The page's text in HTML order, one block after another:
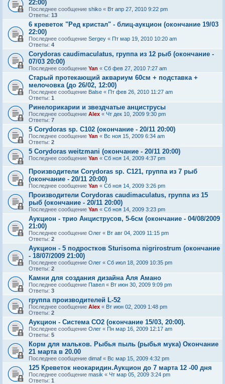
22:00)
Последнее сообщение shiko « Вт апр 27, 2010 9:22 pm
Ответы: 13
6 креветок "Ред кристал" - блиц-аукцион (окончание 19/03
22:00)
Последнее сообщение Sergey « Пт мар 19, 2010 10:20 am
Ответы: 4
Corydoras caudimaculatus, группа из 12 рыб (окончание -
07/03 20:00)
Последнее сообщение Yan « Сб фев 27, 2010 7:27 am
Старый протекающий аквариум 60см + подставка +
мелочовка (до 26/02, 12:00)
Последнее сообщение Balse « Пт фев 26, 2010 11:27 am
Ответы: 1
Ринелорикарии и звездчатые анциструсы
Последнее сообщение Alex « Чт дек 10, 2009 9:30 pm
Ответы: 7
5 Corydoras sp. C102 (окончание - 20/11 20:00)
Последнее сообщение Yan « Вс ноя 15, 2009 6:34 am
Ответы: 2
5 Corydoras weitzmani (окончание - 20/11 20:00)
Последнее сообщение Yan « Сб ноя 14, 2009 4:37 pm
Производители Corydoras sp. C121, группа из 7 рыб
(окончание - 20/11 20:00)
Последнее сообщение Yan « Сб ноя 14, 2009 3:26 pm
Производители Corydoras caudimaculatus, группа из 15
рыб (окончание - 20/11 20:00)
Последнее сообщение Yan « Сб ноя 14, 2009 3:23 pm
Аукцион - трио Анциструсов, 5-6см (окончание - 04/08/2009
21:00)
Последнее сообщение Олег « Вт авг 04, 2009 11:15 pm
Ответы: 2
Аукцион - 5 подростков Sturisoma nigrirostrum (окончание
- 18/07/2009 21:00)
Последнее сообщение Олег « Сб июл 18, 2009 10:35 pm
Ответы: 2
Камни для создания дизайна Аля Амано
Последнее сообщение Павел « Вт июн 30, 2009 9:09 pm
Ответы: 3
группа производителей L-52
Последнее сообщение Alex « Вт июн 02, 2009 1:48 pm
Ответы: 2
Аукцион - Система CO2 (окончание 15/03, 20:00).
Последнее сообщение Олег « Пн мар 16, 2009 12:17 am
Ответы: 5
Корм для мальков. Рыбья пыль (рыбья мука) Окончание
21 марта в 20.00
Последнее сообщение dimaf « Вс мар 15, 2009 4:32 pm
125 Креветок неокаридин.Аукцион до 7 марта 12 -00 дня
Последнее сообщение masik « Чт мар 05, 2009 3:24 pm
Ответы: 1